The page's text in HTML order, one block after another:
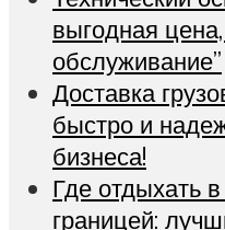
выгодная
обслуживание”
Доставка
быстро и
бизнеса!
Где отдыхать
границей: